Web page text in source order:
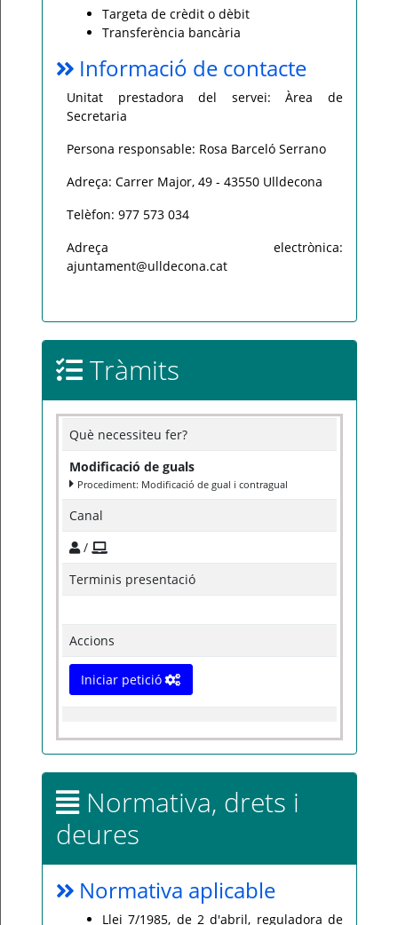
Targeta de crèdit o dèbit
Transferència bancària
Informació de contacte
Unitat prestadora del servei: Àrea de
Secretaria
Persona responsable: Rosa Barceló Serrano
Adreça: Carrer Major, 49 - 43550 Ulldecona
Telèfon: 977 573 034
Adreça electrònica:
ajuntament@ulldecona.cat
Tràmits
Què necessiteu fer?
Modificació de guals
Procediment: Modificació de gual i contragual
Canal
/
Terminis presentació
Accions
Iniciar petició
Normativa, drets i
deures
Normativa aplicable
Llei 7/1985, de 2 d'abril, reguladora de